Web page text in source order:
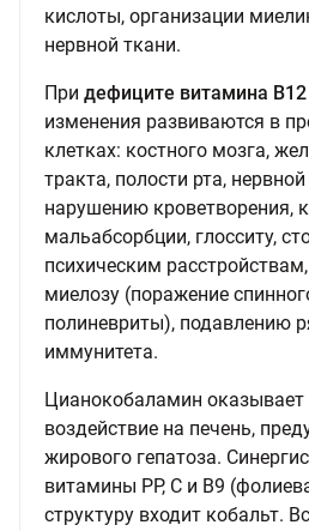
кислоты, организации
нервной ткани.
При дефиците витамина В12
изменения развиваются в
клетках: костного мозга,
тракта, полости рта,
нарушению кроветворения,
мальабсорбции, глосситу,
психическим
миелозу (поражение
полиневриты), подавлению
иммунитета.
Цианокобаламин оказывает
воздействие на печень,
жирового гепатоза.
витамины РР, С и В9
структуру входит кобальт.